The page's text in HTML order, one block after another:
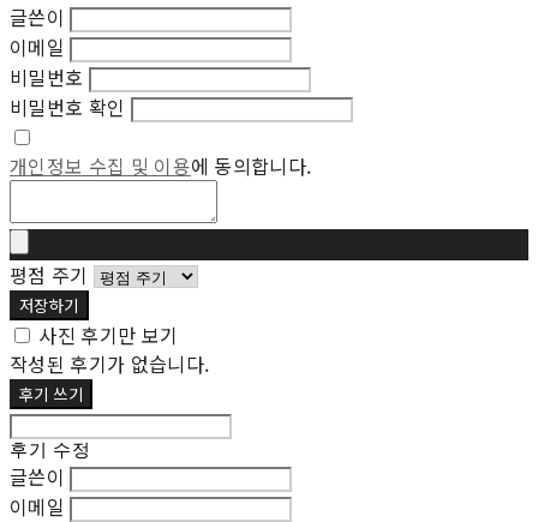
글쓴이
이메일
비밀번호
비밀번호 확인
개인정보 수집 및 이용에 동의합니다.
평점 주기
저장하기
사진 후기만 보기
작성된 후기가 없습니다.
후기 쓰기
후기 수정
글쓴이
이메일